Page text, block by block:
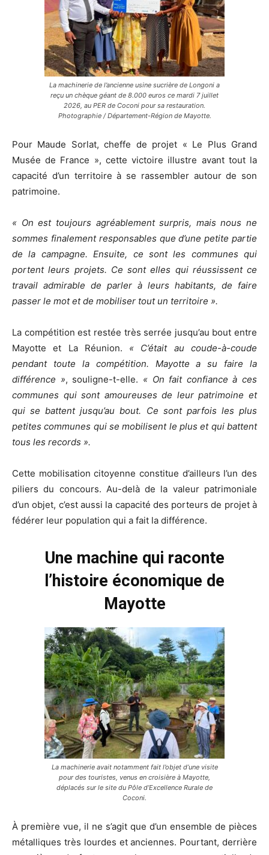
La machinerie de l’ancienne usine sucrière de Longoni a
reçu un chèque géant de 8.000 euros ce mardi 7 juillet
2026, au PER de Coconi pour sa restauration.
Photographie / Département-Région de Mayotte.
Pour Maude Sorlat, cheffe de projet « Le Plus Grand
Musée de France », cette victoire illustre avant tout la
capacité d’un territoire à se rassembler autour de son
patrimoine.
« On est toujours agréablement surpris, mais nous ne
sommes finalement responsables que d’une petite partie
de la campagne. Ensuite, ce sont les communes qui
portent leurs projets. Ce sont elles qui réussissent ce
travail admirable de parler à leurs habitants, de faire
passer le mot et de mobiliser tout un territoire ».
La compétition est restée très serrée jusqu’au bout entre
Mayotte et La Réunion. « C’était au coude-à-coude
pendant toute la compétition. Mayotte a su faire la
différence », souligne-t-elle. « On fait confiance à ces
communes qui sont amoureuses de leur patrimoine et
qui se battent jusqu’au bout. Ce sont parfois les plus
petites communes qui se mobilisent le plus et qui battent
tous les records ».
Cette mobilisation citoyenne constitue d’ailleurs l’un des
piliers du concours. Au-delà de la valeur patrimoniale
d’un objet, c’est aussi la capacité des porteurs de projet à
fédérer leur population qui a fait la différence.
Une machine qui raconte
l’histoire économique de
Mayotte
La machinerie avait notamment fait l’objet d’une visite
pour des touristes, venus en croisière à Mayotte,
déplacés sur le site du Pôle d’Excellence Rurale de
Coconi.
À première vue, il ne s’agit que d’un ensemble de pièces
métalliques très lourdes et anciennes. Pourtant, derrière